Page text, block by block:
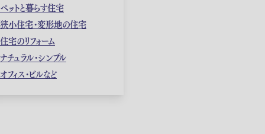
ペットと暮らす住宅
狭小住宅・変形地の住宅
住宅のリフォーム
ナチュラル・シンプル
オフィス・ビルなど